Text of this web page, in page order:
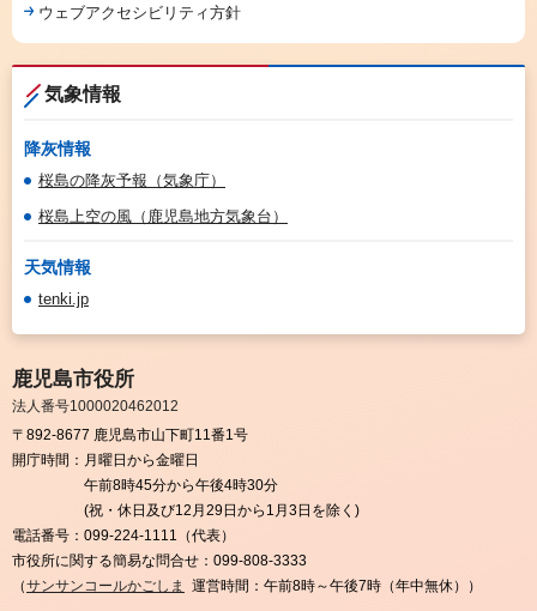
ウェブアクセシビリティ方針
気象情報
降灰情報
桜島の降灰予報（気象庁）
桜島上空の風（鹿児島地方気象台）
天気情報
tenki.jp
鹿児島市役所
法人番号1000020462012
〒892-8677 鹿児島市山下町11番1号
開庁時間： 月曜日から金曜日
午前8時45分から午後4時30分
(祝・休日及び12月29日から1月3日を除く)
電話番号： 099-224-1111（代表）
市役所に関する簡易な問合せ： 099-808-3333
（サンサンコールかごしま 運営時間：午前8時～午後7時（年中無休））